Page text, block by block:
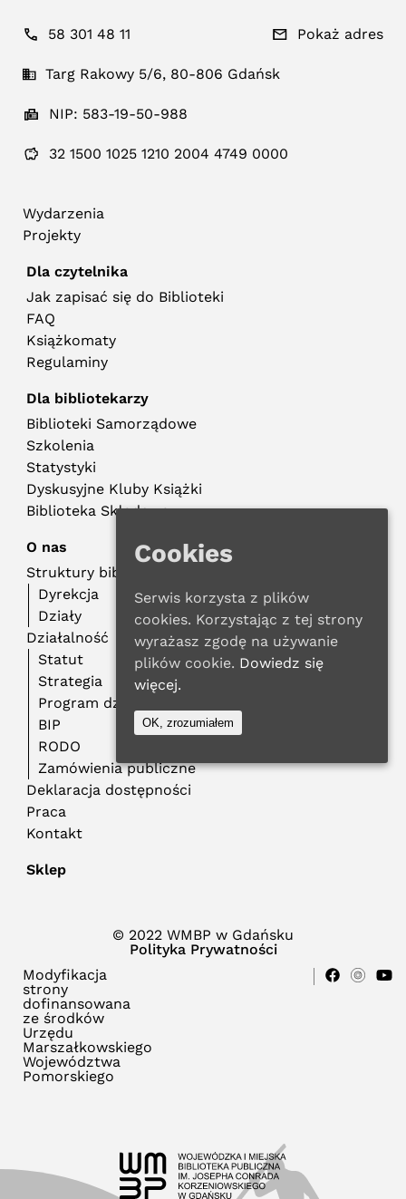
58 301 48 11 Pokaż adres
Targ Rakowy 5/6, 80-806 Gdańsk
NIP: 583-19-50-988
32 1500 1025 1210 2004 4749 0000
Wydarzenia
Projekty
Dla czytelnika
Jak zapisać się do Biblioteki
FAQ
Książkomaty
Regulaminy
Dla bibliotekarzy
Biblioteki Samorządowe
Szkolenia
Statystyki
Dyskusyjne Kluby Książki
Biblioteka Składowa
O nas
Struktury biblioteczne
Dyrekcja
Działy
Działalność
Statut
Strategia
Program działalności
BIP
RODO
Zamówienia publiczne
Deklaracja dostępności
Praca
Kontakt
Sklep
© 2022 WMBP w Gdańsku
Polityka Prywatności
Modyfikacja
strony
dofinansowana
ze środków
Urzędu
Marszałkowskiego
Województwa
Pomorskiego
Cookies
Serwis korzysta z plików
cookies. Korzystając z tej strony
wyrażasz zgodę na używanie
plików cookie. Dowiedz się
więcej.
OK, zrozumiałem